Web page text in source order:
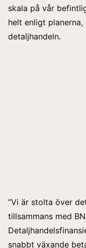
skala på vår
helt enligt
detaljhandeln.
”Vi är stolta över
tillsammans med
snabbt växande